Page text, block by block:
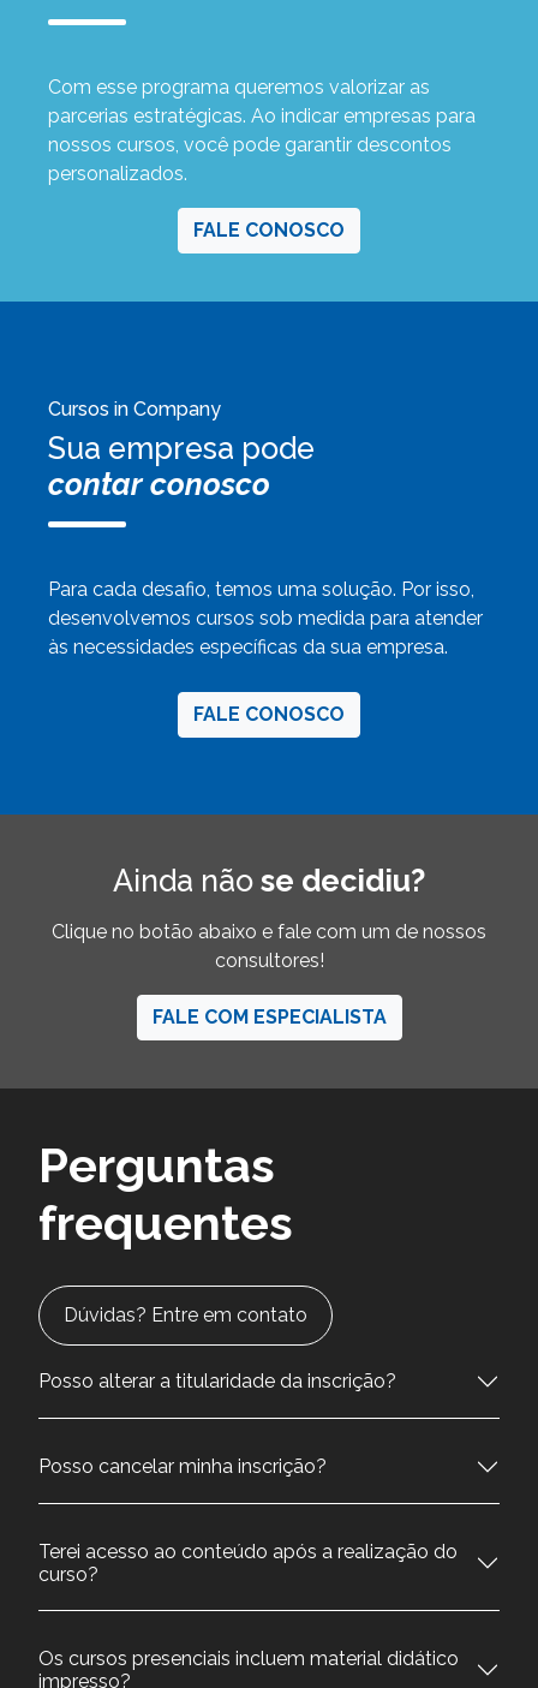
Com esse programa queremos valorizar as
parcerias estratégicas. Ao indicar empresas para
nossos cursos, você pode garantir descontos
personalizados.
FALE CONOSCO
Cursos in Company
Sua empresa pode
contar conosco
Para cada desafio, temos uma solução. Por isso,
desenvolvemos cursos sob medida para atender
às necessidades específicas da sua empresa.
FALE CONOSCO
Ainda não se decidiu?
Clique no botão abaixo e fale com um de nossos
consultores!
FALE COM ESPECIALISTA
Perguntas
frequentes
Dúvidas? Entre em contato
Posso alterar a titularidade da inscrição?
Posso cancelar minha inscrição?
Terei acesso ao conteúdo após a realização do
curso?
Os cursos presenciais incluem material didático
impresso?